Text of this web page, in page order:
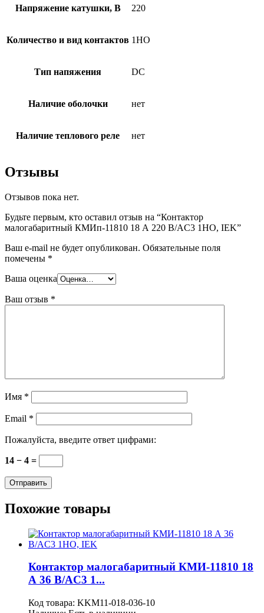
Напряжение катушки, В 220
Количество и вид контактов 1НО
Тип напяжения DC
Наличие оболочки нет
Наличие теплового реле нет
Отзывы
Отзывов пока нет.
Будьте первым, кто оставил отзыв на “Контактор
малогабаритный КМИп-11810 18 А 220 В/AC3 1НО, IEK”
Ваш e-mail не будет опубликован. Обязательные поля
помечены *
Ваша оценка
Ваш отзыв *
Имя *
Email *
Пожалуйста, введите ответ цифрами:
14 − 4 =
Похожие товары
Контактор малогабаритный КМИ-11810 18
А 36 В/AC3 1...
Код товара: KKM11-018-036-10